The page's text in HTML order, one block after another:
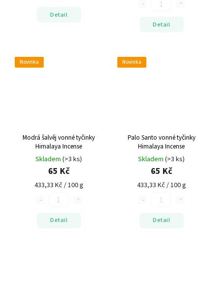
Detail
Detail
Novinka
Modrá šalvěj vonné tyčinky
Himalaya Incense
Skladem (>3 ks)
65 Kč
433,33 Kč / 100 g
Detail
Novinka
Palo Santo vonné tyčinky
Himalaya Incense
Skladem (>3 ks)
65 Kč
433,33 Kč / 100 g
Detail